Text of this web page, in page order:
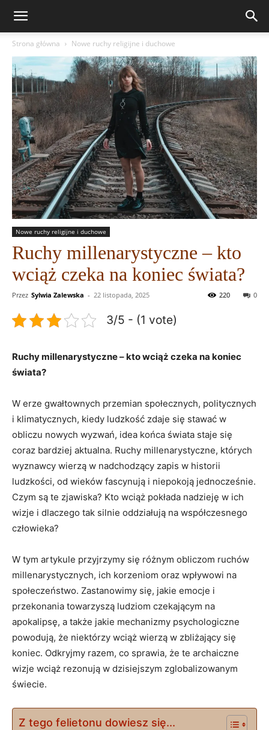
Strona główna Nowe ruchy religijne i duchowe
Nowe ruchy religijne i duchowe
Ruchy millenarystyczne – kto
wciąż czeka na koniec świata?
Przez Sylwia Zalewska - 22 listopada, 2025 0
220
3/5 - (1 vote)
Ruchy⁢ millenarystyczne – kto wciąż czeka na ⁢koniec
świata?
W erze gwałtownych przemian społecznych, politycznych
i klimatycznych, kiedy‌ ludzkość zdaje ‍się stawać w
obliczu nowych⁣ wyzwań, idea końca świata⁤ staje się
coraz bardziej aktualna. Ruchy millenarystyczne, których
wyznawcy wierzą w nadchodzący zapis w historii
ludzkości, od wieków fascynują i ‌niepokoją⁢ jednocześnie.
Czym są te zjawiska? Kto ‌wciąż pokłada nadzieję w ich​
wizje i dlaczego tak⁤ silnie oddziałują na współczesnego
człowieka?
W tym artykule przyjrzymy się różnym obliczom ruchów
millenarystycznych,⁤ ich ⁢korzeniom oraz wpływowi na
społeczeństwo. Zastanowimy się,‌ jakie ⁤emocje‍ i
przekonania towarzyszą ludziom czekającym na ​
apokalipsę, a także jakie mechanizmy psychologiczne⁢
powodują, że niektórzy ⁤wciąż wierzą w zbliżający się
koniec. Odkryjmy razem, co sprawia, że te archaiczne ​
wizje wciąż rezonują w dzisiejszym zglobalizowanym
świecie.
Z tego felietonu dowiesz się...